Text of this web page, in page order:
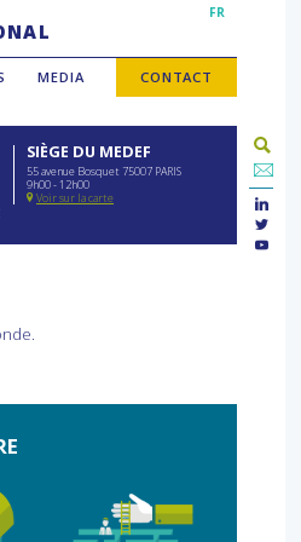
FR
MEDIA CONTACT
SIÈGE DU MEDEF
55 avenue Bosquet 75007 PARIS
9h00 - 12h00
Voir sur la carte